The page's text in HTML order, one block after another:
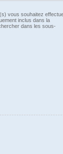
vous souhaitez
inclus dans la
dans les sous-